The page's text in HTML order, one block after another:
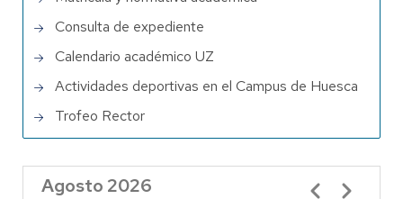
Consulta de expediente
Calendario académico UZ
Actividades deportivas en el Campus de Huesca
Trofeo Rector
Agosto 2026 Paginación